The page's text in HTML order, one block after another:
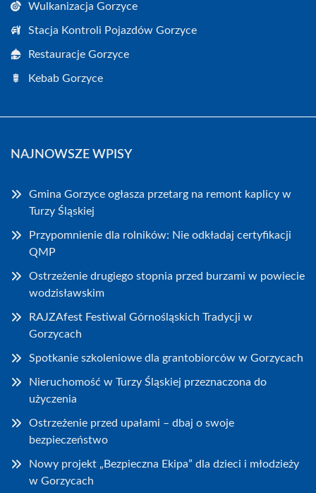
Wulkanizacja Gorzyce
Stacja Kontroli Pojazdów Gorzyce
Restauracje Gorzyce
Kebab Gorzyce
NAJNOWSZE WPISY
Gmina Gorzyce ogłasza przetarg na remont kaplicy w
Turzy Śląskiej
Przypomnienie dla rolników: Nie odkładaj certyfikacji
QMP
Ostrzeżenie drugiego stopnia przed burzami w powiecie
wodzisławskim
RAJZAfest Festiwal Górnośląskich Tradycji w
Gorzycach
Spotkanie szkoleniowe dla grantobiorców w Gorzycach
Nieruchomość w Turzy Śląskiej przeznaczona do
użyczenia
Ostrzeżenie przed upałami – dbaj o swoje
bezpieczeństwo
Nowy projekt „Bezpieczna Ekipa” dla dzieci i młodzieży
w Gorzycach